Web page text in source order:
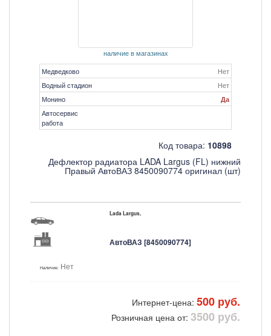
наличие в магазинах
Медведково
Нет
Водный стадион
Нет
Монино
Да
Автосервис
работа
Код товара: 10898
Дефлектор радиатора LADA Largus (FL) нижний
Правый АвтоВАЗ 8450090774 оригинал (шт)
Lada Largus,
АвтоВАЗ [8450090774]
Наличие: Нет
Интернет-цена: 500 руб.
Розничная цена от: 3500 руб.